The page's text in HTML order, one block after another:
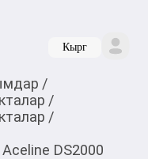
Кырг
/
/
/
DS2000